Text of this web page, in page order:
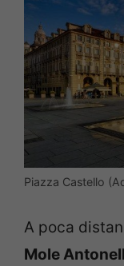
Piazza Castello
A poca
Mole